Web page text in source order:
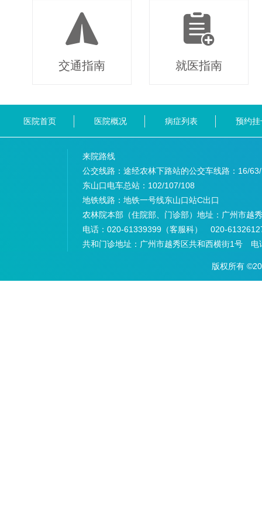
交通指南 就医指南
医院首页 医院概况 病症列表 预约挂
来院路线
公交线路：途经农林下路站的公交车线路： 16/
东山口电车总站： 102/107/108
地铁线路： 地铁一号线东山口站C出口
农林院本部（住院部、门诊部）地址： 广州市越
电话： 020-61339399（客服科） 020-
共和门诊地址： 广州市越秀区共和西横街1号 电
版权所有